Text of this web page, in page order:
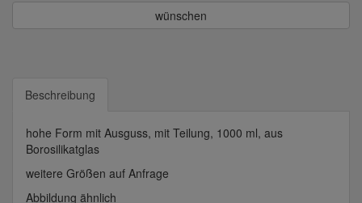
wünschen
Beschreibung
hohe Form mit Ausguss, mit Teilung, 1000 ml, aus
Borosilikatglas
weitere Größen auf Anfrage
Abbildung ähnlich